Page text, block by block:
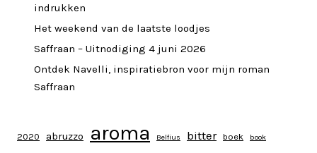
indrukken
Het weekend van de laatste loodjes
Saffraan – Uitnodiging 4 juni 2026
Ontdek Navelli, inspiratiebron voor mijn roman
Saffraan
2020 abruzzo aroma Belfius bitter boek book